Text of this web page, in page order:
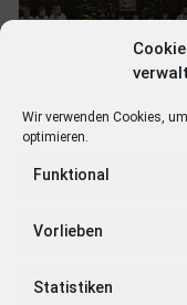
Wir verwenden Cookies,
optimieren.
Funktional
Vorlieben
Statistiken